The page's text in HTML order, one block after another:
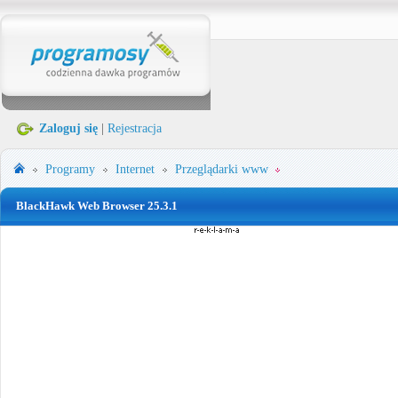
Zaloguj się Rejestracja
Programy Internet Przeglądarki www
BlackHawk Web Browser 25.3.1